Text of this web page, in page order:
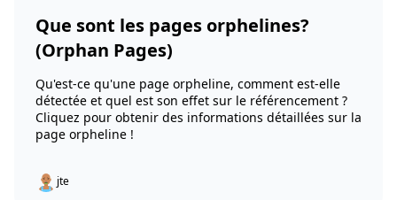
Que sont les pages orphelines?
(Orphan Pages)
Qu'est-ce qu'une page orpheline, comment est-elle
détectée et quel est son effet sur le référencement ?
Cliquez pour obtenir des informations détaillées sur la
page orpheline !
jte